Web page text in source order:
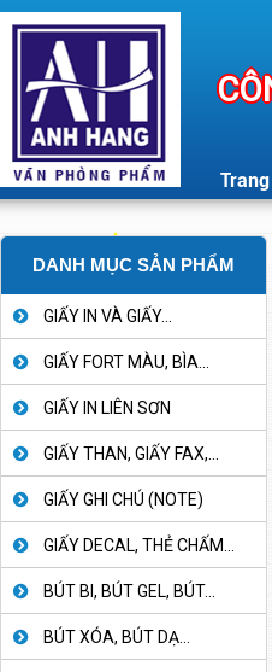
DANH MỤC SẢN PHẨM
GIẤY IN VÀ GIẤY...
GIẤY FORT MÀU, BÌA...
GIẤY IN LIÊN SƠN
GIẤY THAN, GIẤY FAX,...
GIẤY GHI CHÚ (NOTE)
GIẤY DECAL, THẺ CHẤM...
BÚT BI, BÚT GEL, BÚT...
BÚT XÓA, BÚT DẠ...